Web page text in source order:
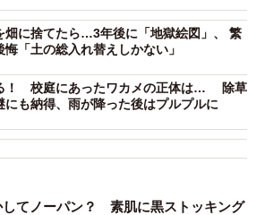
畑に捨てたら…3年後に「地獄絵図」、 繁
「土の総入れ替えしかない」
！ 校庭にあったワカメの正体は… 除草
にも納得、雨が降った後はプルプルに
してノーパン？ 素肌に黒ストッキング